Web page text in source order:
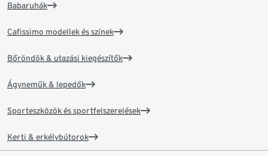
Babaruhák
Cafissimo modellek és színek
Bőröndök & utazási kiegészítők
Ágyneműk & lepedők
Sporteszközök és sportfelszerelések
Kerti & erkélybútorok